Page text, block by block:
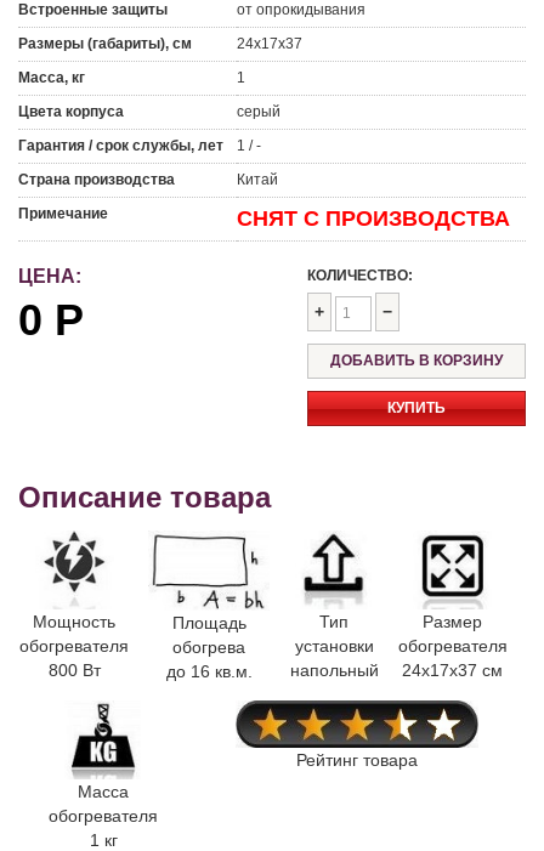
Встроенные защиты
от опрокидывания
Размеры (габариты), см
24х17х37
Масса, кг
1
Цвета корпуса
серый
Гарантия / срок службы, лет
1 / -
Страна производства
Китай
Примечание
СНЯТ С ПРОИЗВОДСТВА
ЦЕНА:
0 Р
КОЛИЧЕСТВО:
+ −
КУПИТЬ
Описание товара
Мощность
обогревателя
800 Вт
Площадь
обогрева
до 16 кв.м.
Тип
установки
напольный
Размер
обогревателя
24x17x37 см
Масса
обогревателя
1 кг
Рейтинг товара